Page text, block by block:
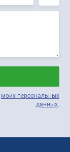
моих персональных
данных.